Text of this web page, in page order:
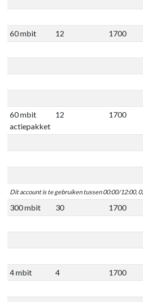
60 mbit 12 1700
60 mbit
actiepakket
12 1700
Dit account is te gebruiken tussen 00:00/12:00,
300 mbit 30 1700
4 mbit 4 1700